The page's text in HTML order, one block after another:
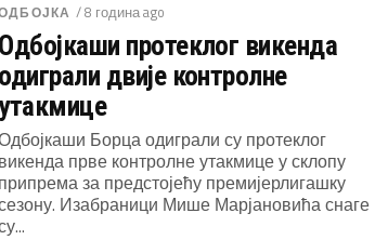
/ 8 година ago
Одбојкаши протеклог викенда
одиграли двије контролне
Борца одиграли су протеклог
викенда прве контролне утакмице у склопу
припрема за предстојећу премијерлигашку
Изабраници Мише Марјановића снаге